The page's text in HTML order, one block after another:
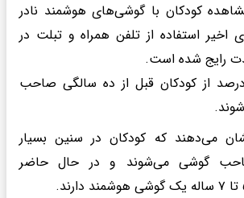
کودکان با گوشی‌های هوشمند نادر
اخیر استفاده از تلفن همراه و تبلت در
رایج شده است.
طبق داده‌ها، ۶۵ درصد از کودکان قبل از ده سالگی صاحب
می‌دهند که کودکان در سنین بسیار
گوشی می‌شوند و در حال حاضر